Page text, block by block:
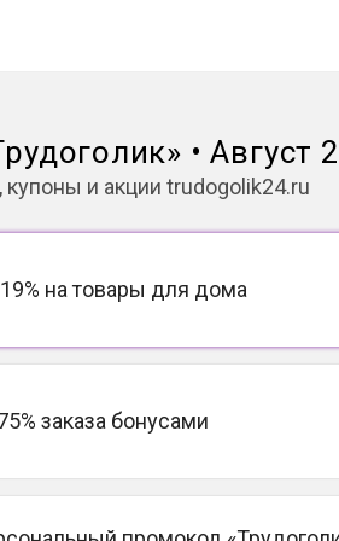
» •Август
и акции trudogolik24.ru
на товары для дома
заказа бонусами